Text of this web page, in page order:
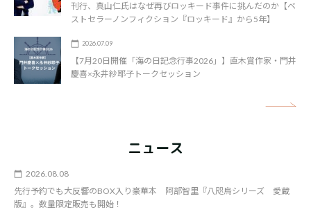
刊行、真山仁氏はなぜ再びロッキード事件に挑んだのか【ベ
ストセラーノンフィクション『ロッキード』から5年】
2026.07.09
【7月20日開催「海の日記念行事2026」】直木賞作家・門井
慶喜×永井紗耶子トークセッション
ニュース
2026.08.08
先行予約でも大反響のBOX入り豪華本 阿部智里『八咫烏シリーズ 愛蔵
版』。数量限定販売も開始！